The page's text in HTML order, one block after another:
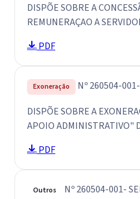
DISPÕE SOBRE A
REMUNERAÇAO A
PDF
Exoneração Nº 260504-
DISPÕE SOBRE A
APOIO ADMINISTRATIVO"
OUTRAS PROVIDÊNCIAS.
PDF
Outros Nº 260504-001-